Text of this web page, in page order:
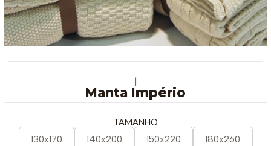
|
Manta Império
TAMANHO
130x170 140x200 150x220 180x260